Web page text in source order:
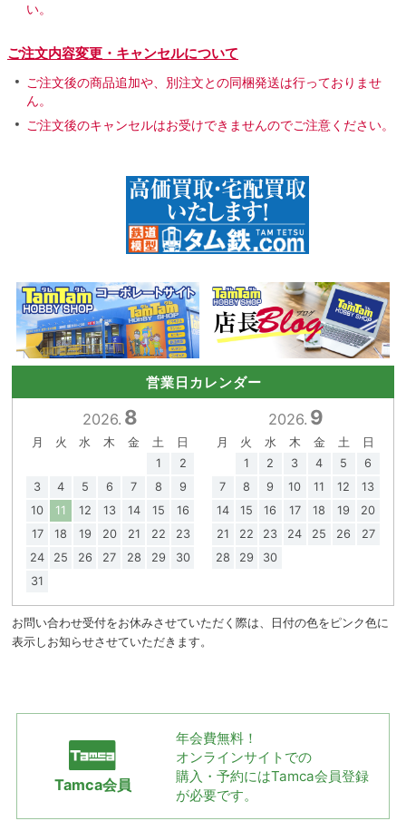
い。
ご注文内容変更・キャンセルについて
ご注文後の商品追加や、別注文との同梱発送は行っておりませ
ん。
ご注文後のキャンセルはお受けできませんのでご注意ください。
営業日カレンダー
2026. 8
月 火 水 木 金 土
日
1
2
3
4 5 6 7 8
9
10
11 12 13 14 15
16
17
18 19 20 21 22
23
24
25 26 27 28 29
30
31
2026. 9
月 火 水 木 金 土
日
1
2 3 4 5
6
7
8 9 10 11 12
13
14
15 16 17 18 19
20
21
22 23 24 25 26
27
28
29 30
お問い合わせ受付をお休みさせていただく際は、日付の色をピンク色に
表示しお知らせさせていただきます。
Tamca会員
年会費無料！
オンラインサイトでの
購入・予約にはTamca会員登録
が必要です。